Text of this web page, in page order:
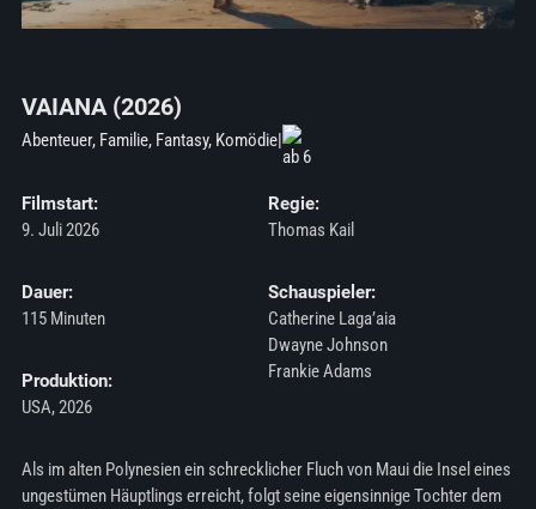
VAIANA (2026)
Abenteuer, Familie, Fantasy, Komödie|
Filmstart:
9. Juli 2026
Dauer:
115 Minuten
Produktion:
USA, 2026
Regie:
Thomas Kail
Schauspieler:
Catherine Laga’aia
Dwayne Johnson
Frankie Adams
Als im alten Polynesien ein schrecklicher Fluch von Maui die Insel eines
ungestümen Häuptlings erreicht, folgt seine eigensinnige Tochter dem